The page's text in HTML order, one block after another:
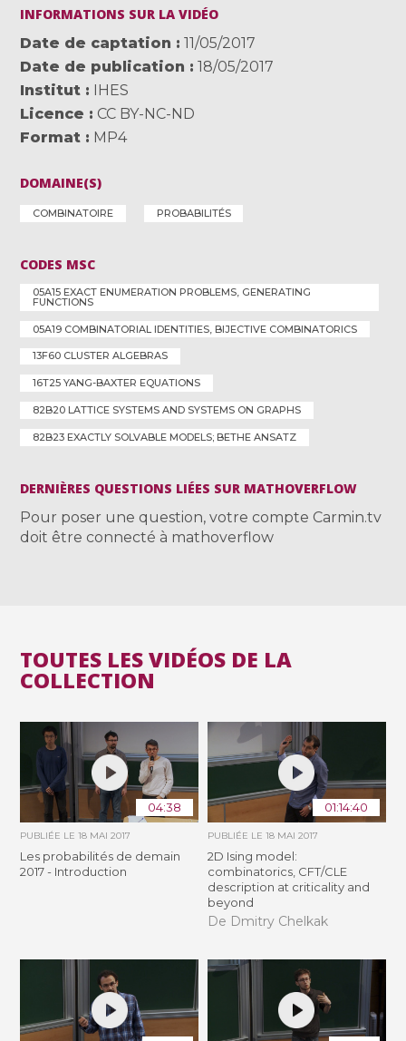
INFORMATIONS SUR LA VIDÉO
Date de captation
11/05/2017
Date de publication
18/05/2017
Institut
IHES
Licence
CC BY-NC-ND
Format
MP4
DOMAINE(S)
COMBINATOIRE PROBABILITÉS
CODES MSC
05A15 EXACT ENUMERATION PROBLEMS, GENERATING
FUNCTIONS
05A19 COMBINATORIAL IDENTITIES, BIJECTIVE COMBINATORICS
13F60 CLUSTER ALGEBRAS
16T25 YANG-BAXTER EQUATIONS
82B20 LATTICE SYSTEMS AND SYSTEMS ON GRAPHS
82B23 EXACTLY SOLVABLE MODELS; BETHE ANSATZ
DERNIÈRES QUESTIONS LIÉES SUR MATHOVERFLOW
Pour poser une question, votre compte Carmin.tv
doit être connecté à mathoverflow
TOUTES LES VIDÉOS DE LA
COLLECTION
04:38
PUBLIÉE LE18 MAI 2017
Les probabilités de demain
2017 - Introduction
01:14:40
PUBLIÉE LE 18 MAI 2017
2D Ising model:
combinatorics, CFT/CLE
description at criticality and
beyond
De Dmitry Chelkak